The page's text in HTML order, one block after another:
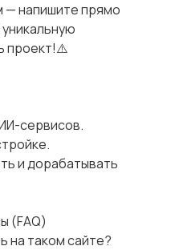
— напишите прямо
проект!⚠️
сервисов.
и дорабатывать
(FAQ)
на таком сайте?